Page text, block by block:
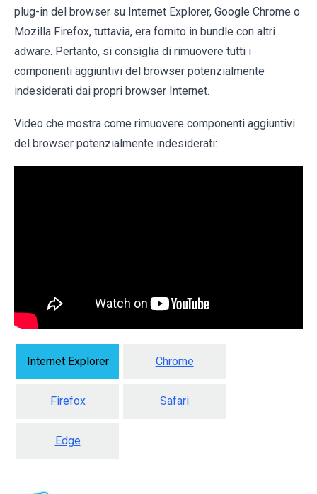
plug-in del browser su Internet Explorer, Google Chrome o
Mozilla Firefox, tuttavia, era fornito in bundle con altri
adware. Pertanto, si consiglia di rimuovere tutti i
componenti aggiuntivi del browser potenzialmente
indesiderati dai propri browser Internet.
Video che mostra come rimuovere componenti aggiuntivi
del browser potenzialmente indesiderati:
Internet Explorer Chrome
Firefox Safari
Edge